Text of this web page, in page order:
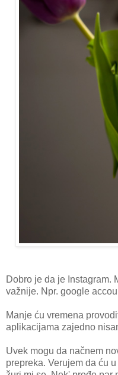
Dobro je da je Instagram.
važnije. Npr. google
Manje ću vremena
aplikacijama zajedno
Uvek mogu da načnem
prepreka. Verujem da ću